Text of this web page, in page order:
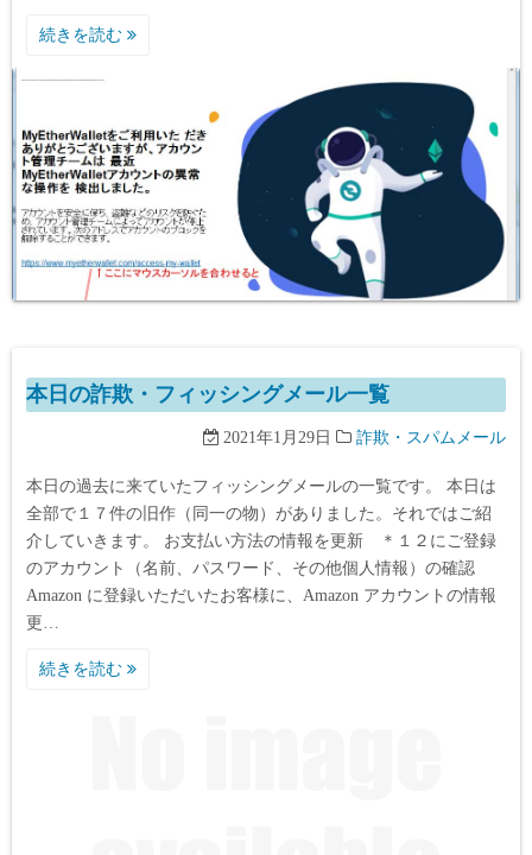
続きを読む
本日の詐欺・フィッシングメール一覧
2021年1月29日 詐欺・スパムメール
本日の過去に来ていたフィッシングメールの一覧です。 本日は
全部で１７件の旧作（同一の物）がありました。それではご紹
介していきます。 お支払い方法の情報を更新 ＊１２にご登録
のアカウント（名前、パスワード、その他個人情報）の確認
Аmazon に登録いただいたお客様に、Аmazon アカウントの情報
更…
続きを読む